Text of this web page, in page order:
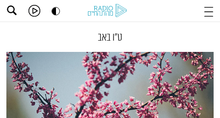
ט"ו באב